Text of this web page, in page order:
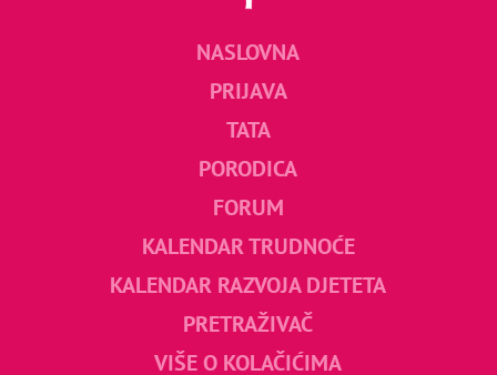
NASLOVNA
PRIJAVA
TATA
PORODICA
FORUM
KALENDAR TRUDNOĆE
KALENDAR RAZVOJA DJETETA
PRETRAŽIVAČ
VIŠE O KOLAČIĆIMA